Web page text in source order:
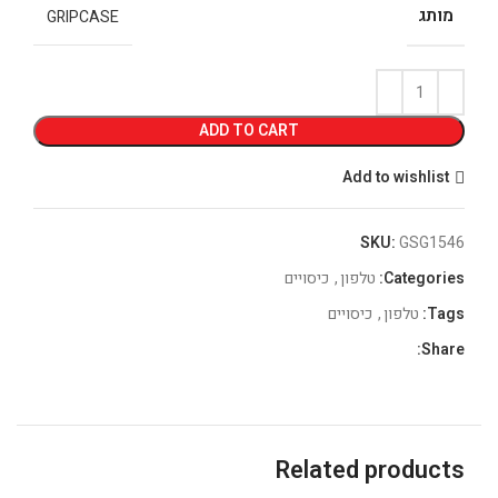
מותג GRIPCASE
ADD TO CART
Add to wishlist
SKU:GSG1546
Categories: טלפון, כיסויים
Tags: טלפון, כיסויים
Share:
Related products